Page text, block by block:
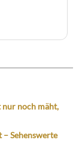
nur noch mäht,
– Sehenswerte